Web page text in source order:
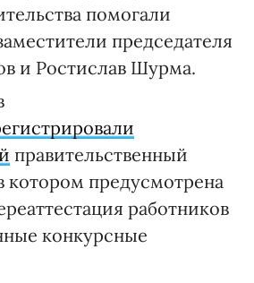
помогали
председателя
и Ростислав Шурма.
правительственный
котором предусмотрена
работников
конкурсные